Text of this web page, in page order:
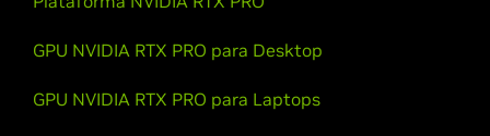
GPU NVIDIA RTX PRO para Desktop
GPU NVIDIA RTX PRO para Laptops